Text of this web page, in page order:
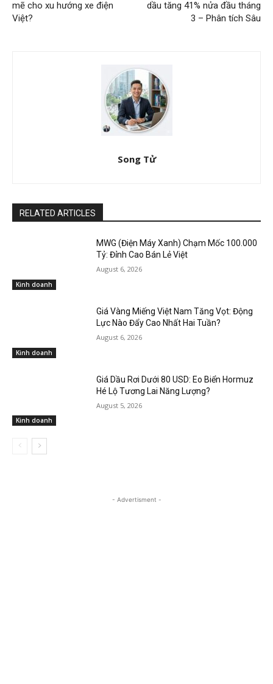
mẽ cho xu hướng xe điện
Việt?
dầu tăng 41% nửa đầu tháng
3 – Phân tích Sâu
Song Tử
RELATED ARTICLES
Kinh doanh
MWG (Điện Máy Xanh) Chạm Mốc 100.000
Tỷ: Đỉnh Cao Bán Lẻ Việt
August 6, 2026
Kinh doanh
Giá Vàng Miếng Việt Nam Tăng Vọt: Động
Lực Nào Đẩy Cao Nhất Hai Tuần?
August 6, 2026
Kinh doanh
Giá Dầu Rơi Dưới 80 USD: Eo Biển Hormuz
Hé Lộ Tương Lai Năng Lượng?
August 5, 2026
- Advertisment -